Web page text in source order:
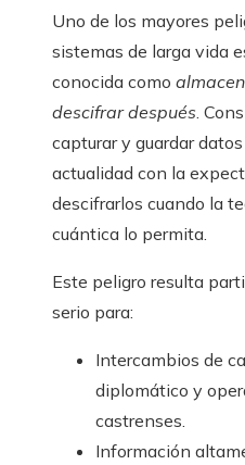
Uno de los mayores
sistemas de larga vida
conocida como
descifrar después.
capturar y guardar
actualidad con la
descifrarlos cuando la
cuántica lo permita.
Este peligro resulta
serio para:
Intercambios de
diplomático y
castrenses.
Información